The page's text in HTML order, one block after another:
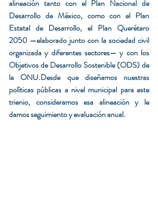
alineación tanto con el Plan Nacional de
Desarrollo de México, como con el Plan
Estatal de Desarrollo, el Plan Querétaro
2050 —elaborado junto con la sociedad civil
organizada y diferentes sectores— y con los
Objetivos de Desarrollo Sostenible (ODS) de
la ONU.Desde que diseñamos nuestras
políticas públicas a nivel municipal para este
trienio, consideramos esa alineación y le
damos seguimiento y evaluación anual.